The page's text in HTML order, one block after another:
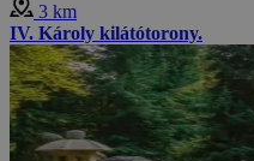
3 km
IV. Károly kilátótorony.